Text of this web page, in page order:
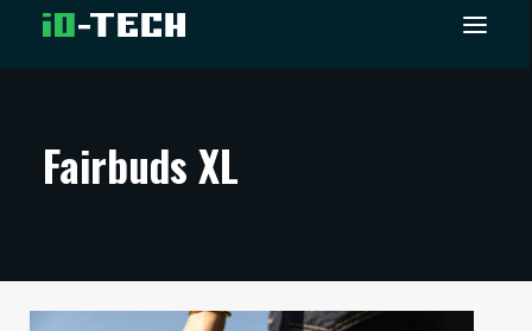
ARTIKKELIT
TECHBBS
Fairbuds XL